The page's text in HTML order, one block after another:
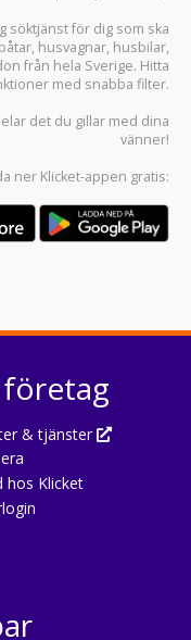
söktjänst för dig som ska
båtar, husvagnar, husbilar,
från hela Sverige. Hitta
med snabba filter.
det du gillar med dina
vänner!
ner Klicket-appen gratis:
& tjänster
hos Klicket